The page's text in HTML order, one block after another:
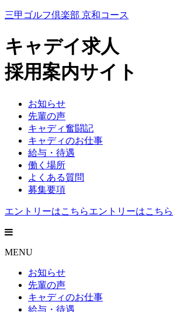
三甲ゴルフ倶楽部 京和コース
キャデイ求人
採用案内サイト
お知らせ
先輩の声
キャディ奮闘記
キャディのお仕事
給与・待遇
働く場所
よくある質問
募集要項
エントリーはこちらエントリーはこちら
MENU
お知らせ
先輩の声
キャディのお仕事
給与・待遇